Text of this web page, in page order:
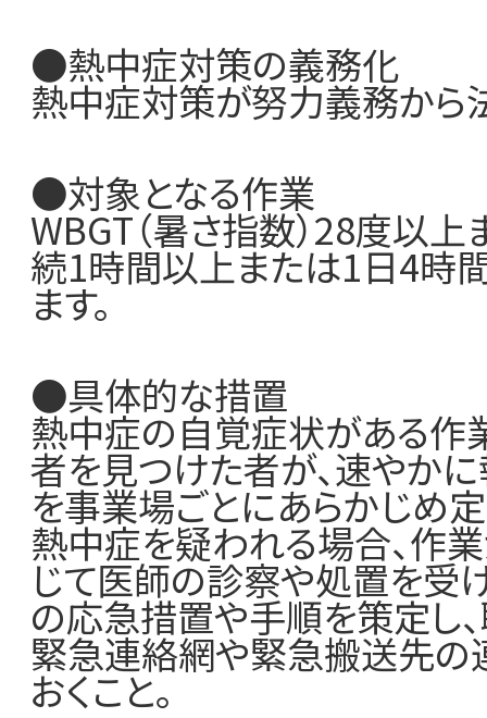
●熱中症対策の義務化
熱中症対策が努力義務から
●対象となる作業
WBGT（暑さ指数）28度以
続1時間以上または1日4時
ます。
●具体的な措置
熱中症の自覚症状がある作
者を見つけた者が、速やか
を事業場ごとにあらかじめ
熱中症を疑われる場合、作
じて医師の診察や処置を受
の応急措置や手順を策定し
緊急連絡網や緊急搬送先の
おくこと。